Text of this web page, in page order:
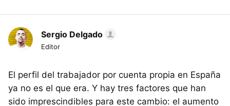
Sergio Delgado
Editor
El perfil del trabajador por cuenta propia en España
ya no es el que era. Y hay tres factores que han
sido imprescindibles para este cambio: el aumento